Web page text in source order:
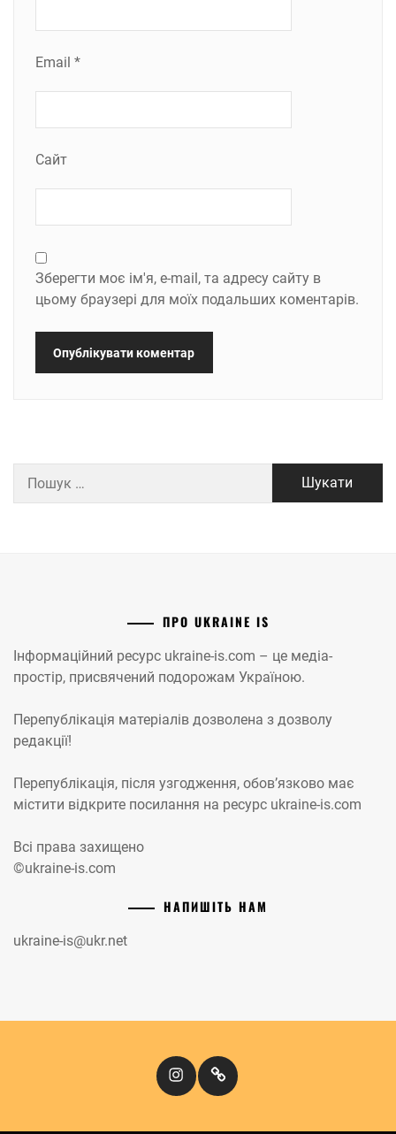
Email *
Сайт
Зберегти моє ім'я, e-mail, та адресу сайту в
цьому браузері для моїх подальших коментарів.
ПРО UKRAINE IS
Інформаційний ресурс ukraine-is.com – це медіа-
простір, присвячений подорожам Україною.
Перепублікація матеріалів дозволена з дозволу
редакції!
Перепублікація, після узгодження, обов’язково має
містити відкрите посилання на ресурс ukraine-is.com
Всі права захищено
©ukraine-is.com
НАПИШІТЬ НАМ
ukraine-is@ukr.net
InstagramКіномандри